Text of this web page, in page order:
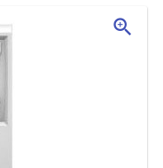
zoom_in